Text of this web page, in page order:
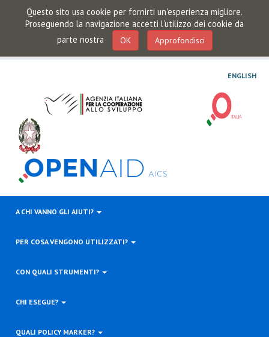
Questo sito usa cookie per fornirti un'esperienza migliore.
Proseguendo la navigazione accetti l'utilizzo dei cookie da
parte nostra
OK Approfondisci
ENGLISH
A CHI VANNO GLI AIUTI?
PER COSA VENGONO UTILIZZATI?
CON QUALI STRUMENTI?
CHI ESEGUE?
QUALI POLICY MARKER?